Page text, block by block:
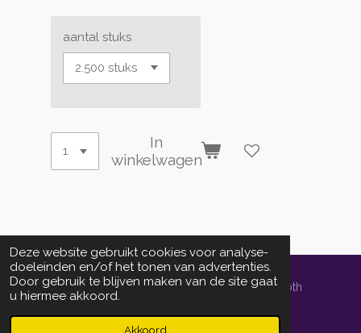
Deze website gebruikt cookies voor analyse-
doeleinden en/of het tonen van advertenties.
Door gebruik te blijven maken van de site gaat
u hiermee akkoord.
Akkoord
aantal stuks
In
winkelwagen
© 2014 - 2026 localprintservice.nl | powered by Schoth
Informedia Groep bv
Powered by